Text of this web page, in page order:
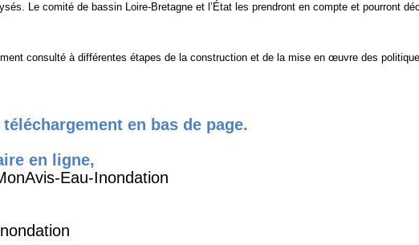
Le comité de bassin Loire-Bretagne et l’État les prendront en compte et pourront
consulté à différentes étapes de la construction et de la mise en œuvre des
en bas de page.
en ligne,
Eau-Inondation